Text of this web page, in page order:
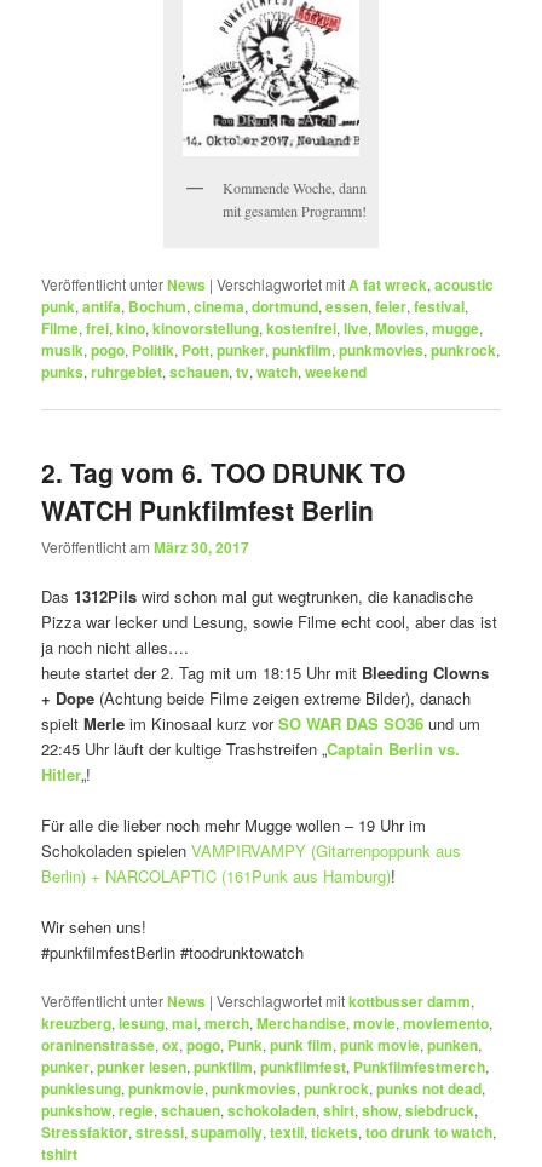
Kommende Woche, dann
mit gesamten Programm!
Veröffentlicht unterNews |Verschlagwortet mitA fat wreck,acoustic
punk,antifa, Bochum,cinema,dortmund,essen,feier,festival,
Filme,frei,kino,kinovorstellung,kostenfrei,live,Movies,mugge,
musik,pogo, Politik, Pott,punker,punkfilm,punkmovies,punkrock,
punks,ruhrgebiet,schauen,tv,watch,weekend
2. Tag vom 6. TOO DRUNK TO
WATCH Punkfilmfest Berlin
Veröffentlicht amMärz 30, 2017
Das1312Pils wird schon mal gut wegtrunken, die kanadische
Pizza war lecker und Lesung, sowie Filme echt cool, aber das ist
ja noch nicht alles….
heute startet der 2. Tag mit um 18:15 Uhr mit Bleeding Clowns
+ Dope (Achtung beide Filme zeigen extreme Bilder), danach
spieltMerle im Kinosaal kurz vorSO WAR DAS SO36 und um
22:45 Uhr läuft der kultige Trashstreifen „Captain Berlin vs.
Hitler„!
Für alle die lieber noch mehr Mugge wollen – 19 Uhr im
Schokoladen spielenVAMPIRVAMPY (Gitarrenpoppunk aus
Berlin) + NARCOLAPTIC (161Punk aus Hamburg)!
Wir sehen uns!
#punkfilmfestBerlin #toodrunktowatch
Veröffentlicht unterNews |Verschlagwortet mitkottbusser damm,
kreuzberg,lesung,mai,merch,Merchandise,movie,moviemento,
oraninenstrasse,ox,pogo, Punk,punk film,punk movie,punken,
punker,punker lesen,punkfilm,punkfilmfest, Punkfilmfestmerch,
punklesung,punkmovie,punkmovies,punkrock,punks not dead,
punkshow,regie,schauen,schokoladen,shirt,show,siebdruck,
Stressfaktor,stressi,supamolly,textil,tickets,too drunk to watch,
tshirt